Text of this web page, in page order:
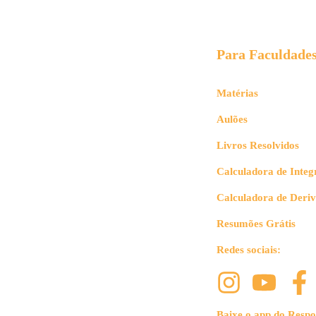
Para
Matérias
Aulões
Livros Resolvidos
Calculadora de
Calculadora de
Resumões Grátis
Redes sociais: